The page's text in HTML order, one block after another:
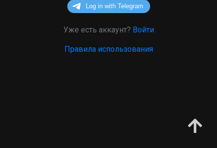
Уже есть аккаунт? Войти
Правила использования